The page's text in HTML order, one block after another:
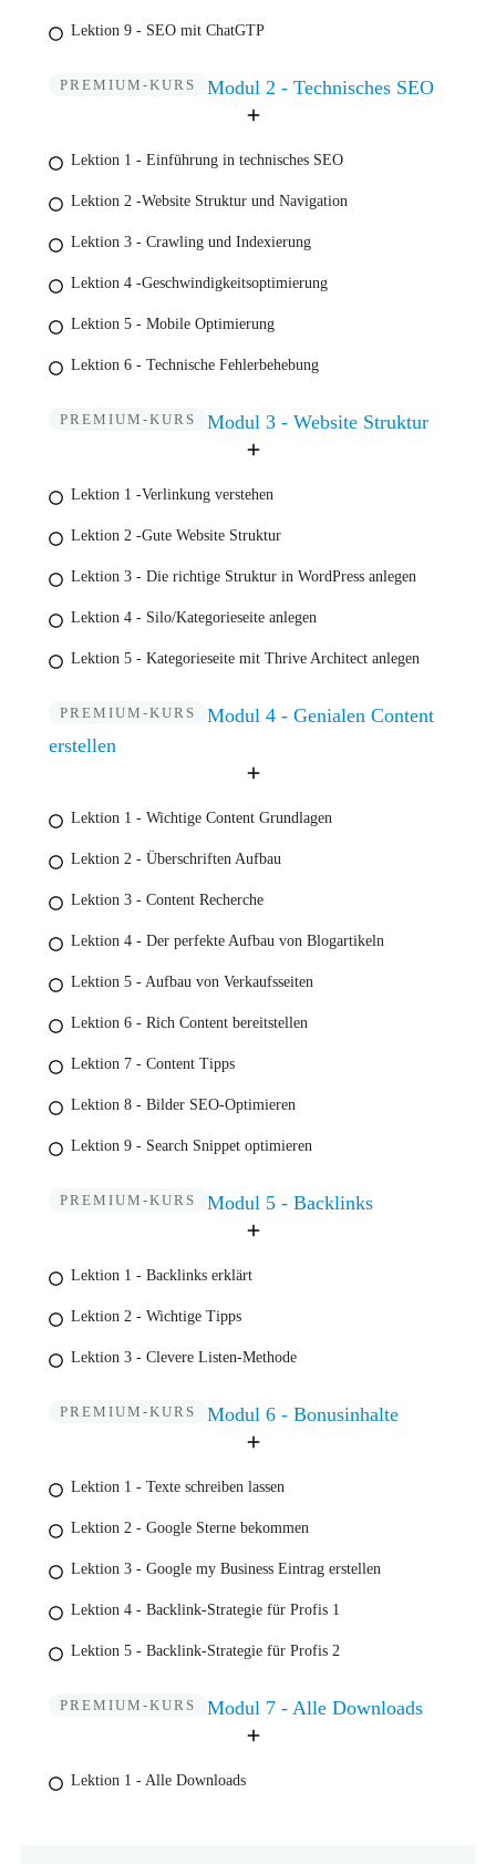
Lektion 9 - SEO mit ChatGTP
PREMIUM-KURS Modul 2 - Technisches SEO
Lektion 1 - Einführung in technisches SEO
Lektion 2 -Website Struktur und Navigation
Lektion 3 - Crawling und Indexierung
Lektion 4 -Geschwindigkeitsoptimierung
Lektion 5 - Mobile Optimierung
Lektion 6 - Technische Fehlerbehebung
PREMIUM-KURS Modul 3 - Website Struktur
Lektion 1 -Verlinkung verstehen
Lektion 2 -Gute Website Struktur
Lektion 3 - Die richtige Struktur in WordPress anlegen
Lektion 4 - Silo/Kategorieseite anlegen
Lektion 5 - Kategorieseite mit Thrive Architect anlegen
PREMIUM-KURS
Modul 4 - Genialen Content
erstellen
Lektion 1 - Wichtige Content Grundlagen
Lektion 2 - Überschriften Aufbau
Lektion 3 - Content Recherche
Lektion 4 - Der perfekte Aufbau von Blogartikeln
Lektion 5 - Aufbau von Verkaufsseiten
Lektion 6 - Rich Content bereitstellen
Lektion 7 - Content Tipps
Lektion 8 - Bilder SEO-Optimieren
Lektion 9 - Search Snippet optimieren
PREMIUM-KURS Modul 5 - Backlinks
Lektion 1 - Backlinks erklärt
Lektion 2 - Wichtige Tipps
Lektion 3 - Clevere Listen-Methode
PREMIUM-KURS Modul 6 - Bonusinhalte
Lektion 1 - Texte schreiben lassen
Lektion 2 - Google Sterne bekommen
Lektion 3 - Google my Business Eintrag erstellen
Lektion 4 - Backlink-Strategie für Profis 1
Lektion 5 - Backlink-Strategie für Profis 2
PREMIUM-KURS Modul 7 - Alle Downloads
Lektion 1 - Alle Downloads